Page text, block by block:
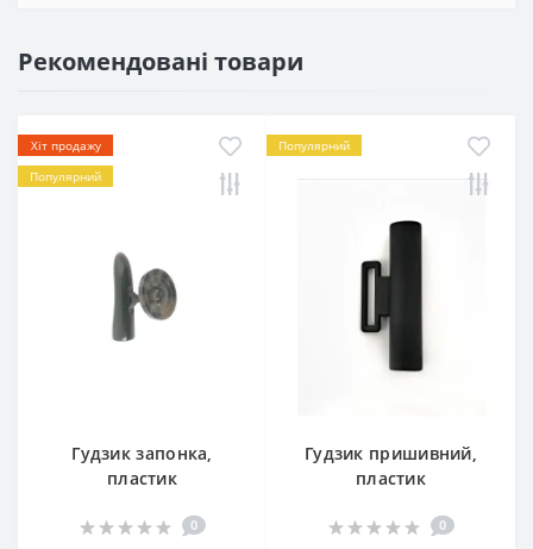
Рекомендовані товари
Хіт продажу
Популярний
Гудзик запонка,
пластик
0
Популярний
Гудзик пришивний,
пластик
0